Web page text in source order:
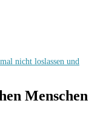
nicht loslassen und
Menschen